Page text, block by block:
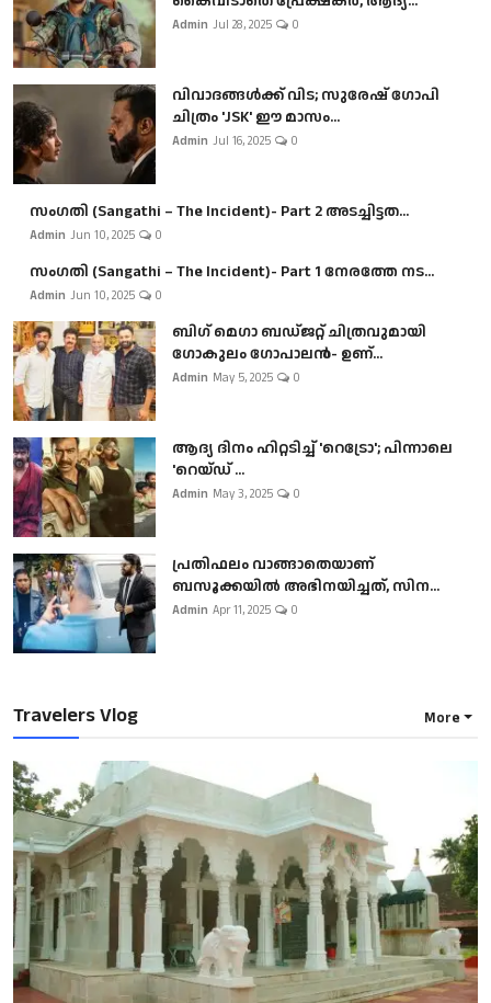
Admin Jul 28, 2025 0
വിവാദങ്ങൾക്ക് വിട; സുരേഷ് ഗോപി
ചിത്രം 'JSK' ഈ മാസം...
Admin Jul 16, 2025 0
സംഗതി (Sangathi – The Incident)- Part 2 അടച്ചിട്ടത...
Admin Jun 10, 2025 0
സംഗതി (Sangathi – The Incident)- Part 1 നേരത്തേ നട...
Admin Jun 10, 2025 0
ബി​ഗ് മെഗാ ബഡ്ജറ്റ് ചിത്രവുമായി
ഗോകുലം ഗോപാലൻ- ഉണ്...
Admin May 5, 2025 0
ആദ്യ ദിനം ഹിറ്റടിച്ച് 'റെട്രോ'; പിന്നാലെ
'റെയ്ഡ് ...
Admin May 3, 2025 0
പ്രതിഫലം വാങ്ങാതെയാണ്
ബസൂക്കയില്‍ അഭിനയിച്ചത്, സിന...
Admin Apr 11, 2025 0
Travelers Vlog More